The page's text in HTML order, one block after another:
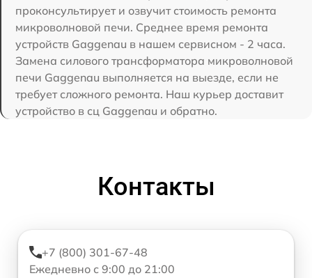
проконсультирует и озвучит стоимость ремонта
микроволновой печи. Среднее время ремонта
устройств Gaggenau в нашем сервисном - 2 часа.
Замена силового трансформатора микроволновой
печи Gaggenau выполняется на выезде, если не
требует сложного ремонта. Наш курьер доставит
устройство в сц Gaggenau и обратно.
Контакты
+7 (800) 301-67-48
Ежедневно с 9:00 до 21:00